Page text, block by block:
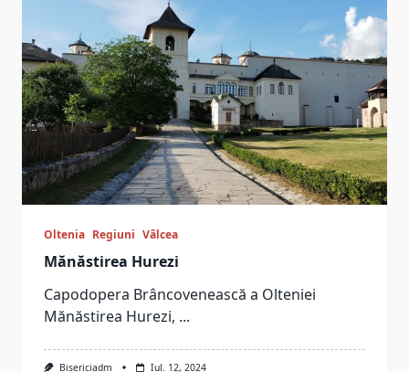
Oltenia Regiuni Vâlcea
Mănăstirea Hurezi
Capodopera Brâncovenească a Olteniei
Mănăstirea Hurezi, ...
Bisericiadm Iul. 12, 2024